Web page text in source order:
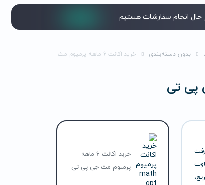
حال انجام سفارشات هستیم
بدون دسته‌بندی خرید اکانت 6 ماهه پرمیوم مث جی پی تی
خرید اکانت 6 ماهه
پرمیوم مث جی پی تی